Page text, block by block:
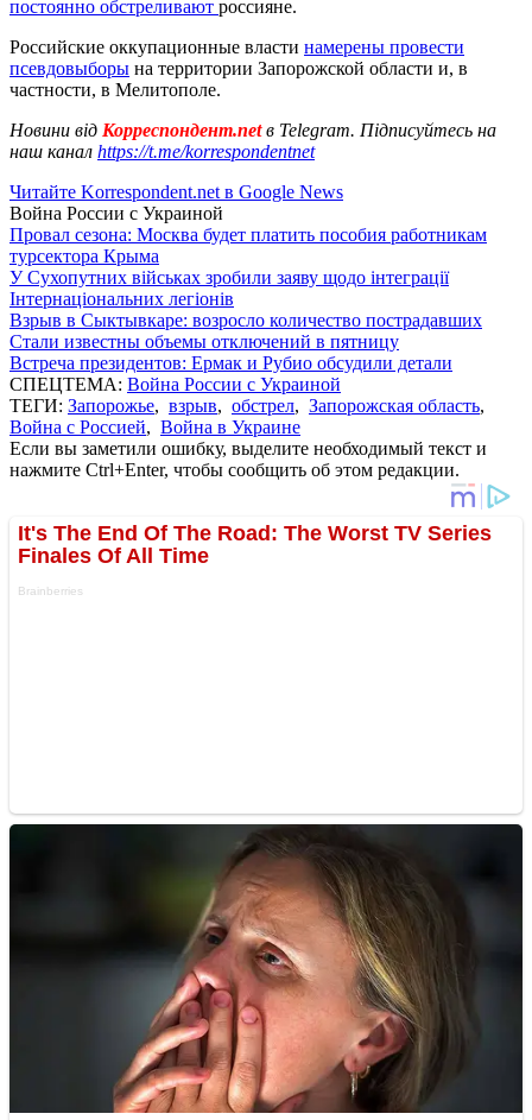
постоянно обстреливают россияне.
Российские оккупационные власти намерены провести
псевдовыборы на территории Запорожской области и, в
частности, в Мелитополе.
Новини від Корреспондент.netв Telegram. Підписуйтесь на
наш канал https://t.me/korrespondentnet
Читайте Korrespondent.net в Google News
Война России с Украиной
Провал сезона: Москва будет платить пособия работникам
турсектора Крыма
У Сухопутних військах зробили заяву щодо інтеграції
Інтернаціональних легіонів
Взрыв в Сыктывкаре: возросло количество пострадавших
Стали известны объемы отключений в пятницу
Встреча президентов: Ермак и Рубио обсудили детали
СПЕЦТЕМА: Война России с Украиной
ТЕГИ: Запорожье, взрыв, обстрел, Запорожская область,
Война с Россией, Война в Украине
Если вы заметили ошибку, выделите необходимый текст и
нажмите Ctrl+Enter, чтобы сообщить об этом редакции.